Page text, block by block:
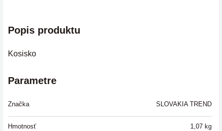
Popis produktu
Kosisko
Parametre
Značka SLOVAKIA TREND
Hmotnosť 1,07 kg